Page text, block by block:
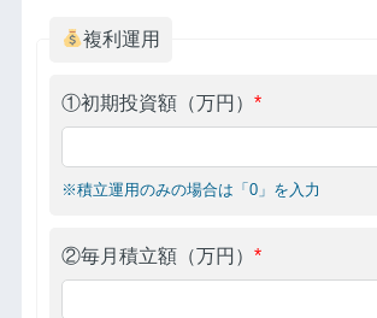
複利運用
①初期投資額（万円） *
※積立運用のみの場合は「0」を入力
②毎月積立額（万円） *